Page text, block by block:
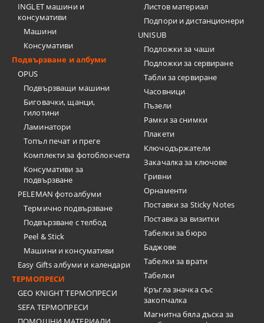
INGLET машини и
консумативи
Машини
Консумативи
Подвързване и албуми
OPUS
Подвързващи машини
Биговачки, щанци,
гилотини
Ламинатори
Топъл печат и преге
Комплекти за фотоблокчета
Консумативи за
подвързване
PELEMAN фотоалбуми
Термично подвързване
Подвързване с телбод
Peel & Stick
Машини и консумативи
Easy Gifts албуми и календари
ТЕРМОПРЕСИ
GEO KNIGHT ТЕРМОПРЕСИ
SEFA ТЕРМОПРЕСИ
Листов материал
Подпори и дистанционери
UNISUB
Подложки за чаши
Подложки за сервиране
Табли за сервиране
Часовници
Пъзели
Рамки за снимки
Плакети
Ключодържатели
Закачалка за ключове
Гривни
Орнаменти
Поставки за Sticky Notes
Поставка за визитки
Tабелки за бюро
Баджове
Табелки за врати
Табелки
Кръгла значка със
закопчалка
Магнитна бяла дъска за